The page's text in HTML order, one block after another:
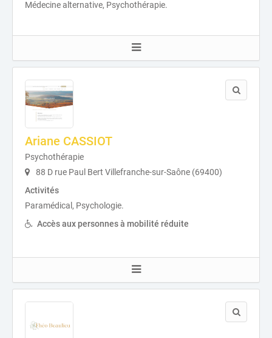
Médecine alternative, Psychothérapie.
Ariane CASSIOT
Psychothérapie
88 D rue Paul Bert Villefranche-sur-Saône (69400)
Activités
Paramédical, Psychologie.
Accès aux personnes à mobilité réduite